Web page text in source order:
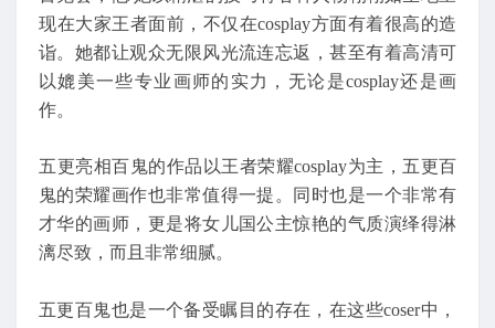
现在大家王者面前，不仅在cosplay方面有着很高的造
诣。她都让观众无限风光流连忘返，甚至有着高清可
以媲美一些专业画师的实力，无论是cosplay还是画
作。
五更亮相百鬼的作品以王者荣耀cosplay为主，五更百
鬼的荣耀画作也非常值得一提。同时也是一个非常有
才华的画师，更是将女儿国公主惊艳的气质演绎得淋
漓尽致，而且非常细腻。
五更百鬼也是一个备受瞩目的存在，在这些coser中，